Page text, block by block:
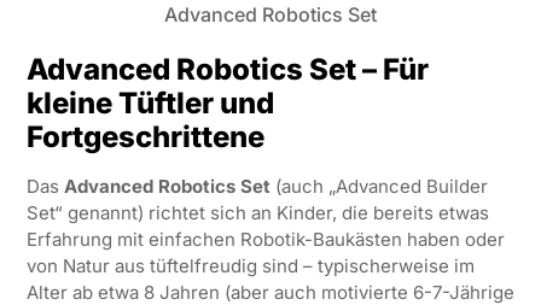
Advanced Robotics Set
Advanced Robotics Set – Für
kleine Tüftler und
Fortgeschrittene
Das Advanced Robotics Set (auch „Advanced Builder
Set“ genannt) richtet sich an Kinder, die bereits etwas
Erfahrung mit einfachen Robotik-Baukästen haben oder
von Natur aus tüftelfreudig sind – typischerweise im
Alter ab etwa 8 Jahren (aber auch motivierte 6-7-Jährige